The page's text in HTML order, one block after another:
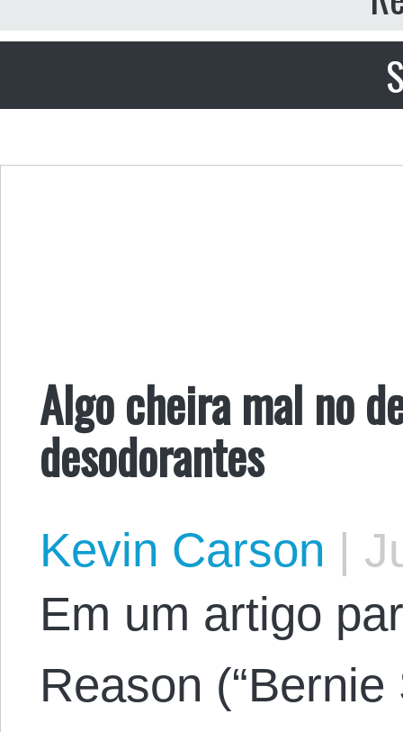
Algo cheira mal no
desodorantes
Kevin Carson |
Em um artigo
Reason